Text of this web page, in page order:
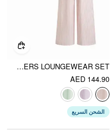
COTTON-BLEND STRIPE DRAWSTRING RUFFLE HEM TANK TOP & LOW RISE DRAWSTRING TROUSERS LOUNGEWEAR SET
AED 144.90
الشحن السريع